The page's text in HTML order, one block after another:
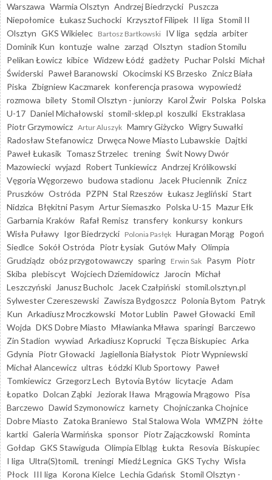
Warszawa Warmia Olsztyn Andrzej Biedrzycki Puszcza
Niepołomice Łukasz Suchocki Krzysztof Filipek II liga Stomil II
Olsztyn GKS Wikielec Bartosz Bartkowski IV liga sędzia arbiter
Dominik Kun kontuzje walne zarząd Olsztyn stadion Stomilu
Pelikan Łowicz kibice Widzew Łódź gadżety Puchar Polski Michał
Świderski Paweł Baranowski Okocimski KS Brzesko Znicz Biała
Piska Zbigniew Kaczmarek konferencja prasowa wypowiedź
rozmowa bilety Stomil Olsztyn - juniorzy Karol Żwir Polska Polska
U-17 Daniel Michałowski stomil-sklep.pl koszulki Ekstraklasa
Piotr Grzymowicz Artur Aluszyk Mamry Giżycko Wigry Suwałki
Radosław Stefanowicz Drwęca Nowe Miasto Lubawskie Dajtki
Paweł Łukasik Tomasz Strzelec trening Świt Nowy Dwór
Mazowiecki wyjazd Robert Tunkiewicz Andrzej Królikowski
Vęgoria Węgorzewo budowa stadionu Jacek Płuciennik Znicz
Pruszków Ostróda PZPN Stal Rzeszów Łukasz Jegliński Start
Nidzica Błękitni Pasym Artur Siemaszko Polska U-15 Mazur Ełk
Garbarnia Kraków Rafał Remisz transfery konkursy konkurs
Wisła Puławy Igor Biedrzycki Polonia Pasłęk Huragan Morąg Pogoń
Siedlce Sokół Ostróda Piotr Łysiak Gutów Mały Olimpia
Grudziądz obóz przygotowawczy sparing Erwin Sak Pasym Piotr
Skiba plebiscyt Wojciech Dziemidowicz Jarocin Michał
Leszczyński
Janusz Bucholc Jacek Czałpiński stomil.olsztyn.pl
Sylwester Czereszewski Zawisza Bydgoszcz Polonia Bytom Patryk
Kun Arkadiusz Mroczkowski Motor Lublin Paweł Głowacki Emil
Wojda DKS Dobre Miasto Mławianka Mława sparingi Barczewo
Zin Stadion wywiad Arkadiusz Koprucki Tęcza Biskupiec Arka
Gdynia Piotr Głowacki Jagiellonia Białystok Piotr Wypniewski
Michał Alancewicz ultras Łódzki Klub Sportowy Paweł
Tomkiewicz Grzegorz Lech Bytovia Bytów licytacje Adam
Łopatko Dolcan Ząbki Jeziorak Iława Mrągowia Mrągowo Pisa
Barczewo Dawid Szymonowicz karnety Chojniczanka Chojnice
Dobre Miasto Zatoka Braniewo Stal Stalowa Wola WMZPN żółte
kartki Galeria Warmińska sponsor Piotr Zajączkowski Rominta
Gołdap GKS Stawiguda Olimpia Elbląg Łukta Resovia Biskupiec
I liga Ultra(S)tomiL treningi Miedź Legnica GKS Tychy Wisła
Płock III liga Korona Kielce Lechia Gdańsk Stomil Olsztyn -